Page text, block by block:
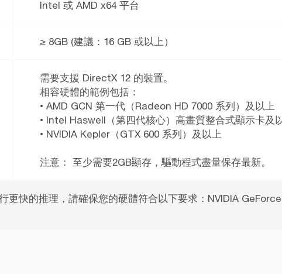
Intel 或 AMD x64 平台
≥ 8GB (建議：16 GB 或以上）
需要支援 DirectX 12 的裝置。
相容硬體的範例包括：
• AMD GCN 第一代（Radeon HD 7000 系列）及以上
• Intel Haswell（第四代核心）高畫質整合式顯示卡及
• NVIDIA Kepler（GTX 600 系列）及以上
注意： 至少需要2GB顯存，驅動程式盡量保存最新。
快的推理，請確保您的硬體符合以下要求：NVIDIA